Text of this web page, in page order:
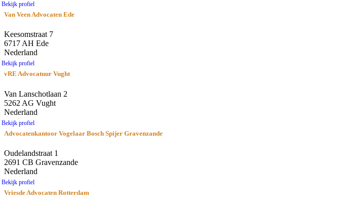
Bekijk profiel
Van Veen Advocaten Ede
Keesomstraat 7
6717 AH Ede
Nederland
Bekijk profiel
vRE Advocatuur Vught
Van Lanschotlaan 2
5262 AG Vught
Nederland
Bekijk profiel
Advocatenkantoor Vogelaar Bosch Spijer Gravenzande
Oudelandstraat 1
2691 CB Gravenzande
Nederland
Bekijk profiel
Vriesde Advocaten Rotterdam